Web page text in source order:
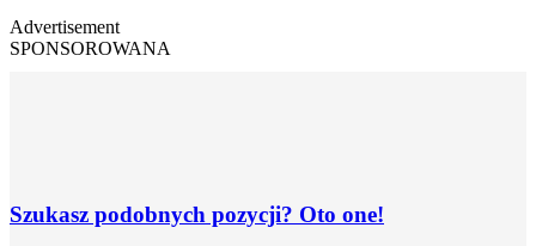
Advertisement
SPONSOROWANA
Szukasz podobnych pozycji? Oto one!